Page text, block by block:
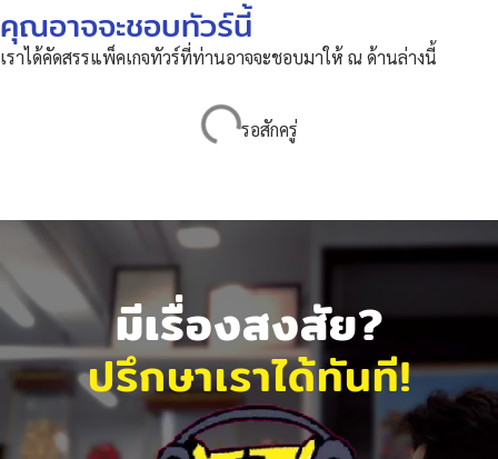
คุณอาจจะชอบทัวร์นี้
เราได้คัดสรรแพ็คเกจทัวร์ที่ท่านอาจจะชอบมาให้ ณ ด้านล่างนี้
มีเรื่องสงสัย?
ปรึกษาเราได้ทันที!